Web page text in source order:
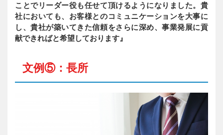
ことでリーダー役も任せて頂けるようになりました。貴
社においても、お客様とのコミュニケーションを大事に
し、貴社が築いてきた信頼をさらに深め、事業発展に貢
献できればと希望しております』
文例⑤：長所